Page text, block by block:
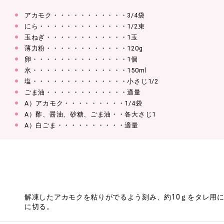
アカモク・・・・・・・・・・・3/4袋
にら・・・・・・・・・・・・・1/2束
玉ねぎ・・・・・・・・・・・・1玉
薄力粉・・・・・・・・・・・・120g
卵・・・・・・・・・・・・・・1個
水・・・・・・・・・・・・・・150ml
塩・・・・・・・・・・・・・・小さじ1/2
ごま油・・・・・・・・・・・・適量
A）アカモク・・・・・・・・・1/4袋
A）酢、醤油、砂糖、ごま油・・各大さじ1
A）白ごま・・・・・・・・・・適量
解凍したアカモクを粘りがでるよう刻み、約10ｇをタレ用
に切る。